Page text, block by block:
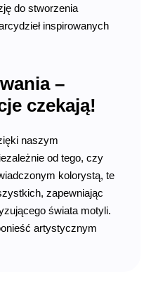
do stworzenia
inspirowanych
–
czekają!
naszym
od tego, czy
kolorystą, te
zapewniając
świata motyli.
artystycznym